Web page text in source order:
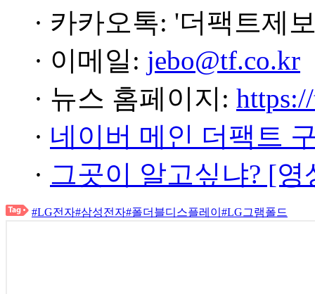
· 카카오톡: '더팩트제
· 이메일: jebo@tf.co.kr
· 뉴스 홈페이지:
· 네이버 메인 더팩트
· 그곳이 알고싶냐? [
#LG전자#삼성전자#폴더블디스플레이 #LG그램폴드